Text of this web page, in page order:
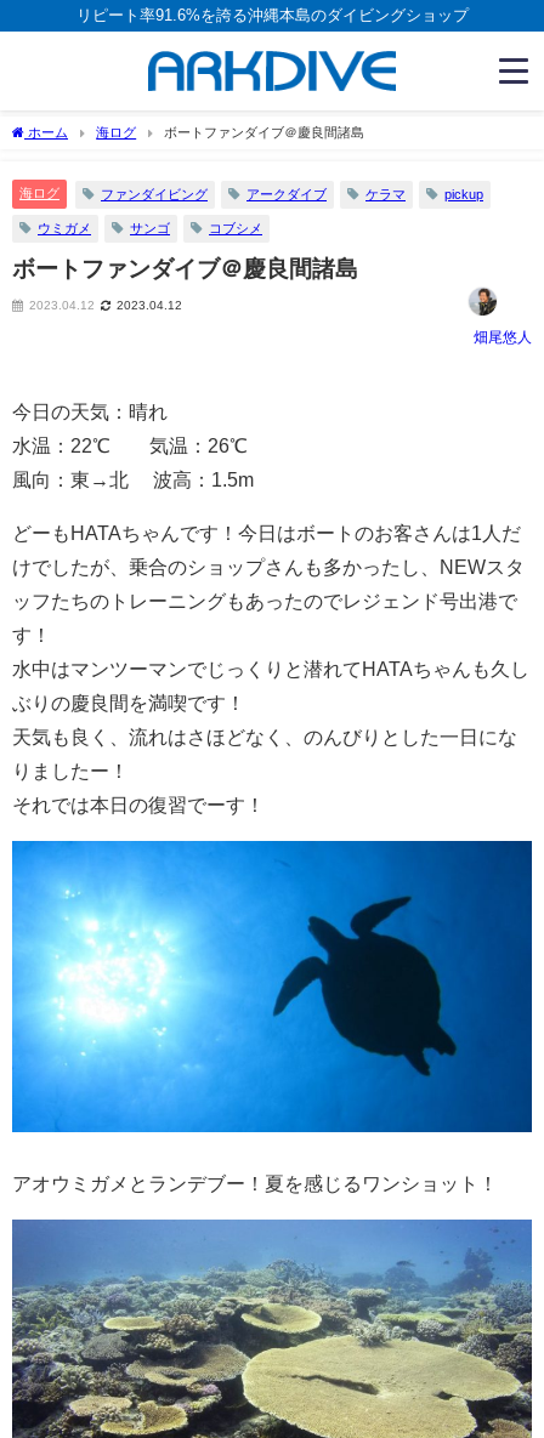
リピート率91.6%を誇る沖縄本島のダイビングショップ
ホーム 海ログ ボートファンダイブ＠慶良間諸島
海ログ ファンダイビング アークダイブ ケラマ pickup
ウミガメ サンゴ コブシメ
ボートファンダイブ＠慶良間諸島
2023.04.12 2023.04.12
畑尾悠人
今日の天気：晴れ
水温：22℃ 気温：26℃
風向：東→北 波高：1.5m
どーもHATAちゃんです！今日はボートのお客さんは1人だ
けでしたが、乗合のショップさんも多かったし、NEWスタ
ッフたちのトレーニングもあったのでレジェンド号出港で
す！
水中はマンツーマンでじっくりと潜れてHATAちゃんも久し
ぶりの慶良間を満喫です！
天気も良く、流れはさほどなく、のんびりとした一日にな
りましたー！
それでは本日の復習でーす！
アオウミガメとランデブー！夏を感じるワンショット！